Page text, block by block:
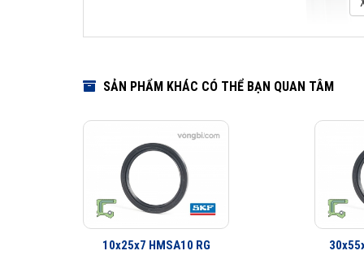
Download
SẢN PHẨM KHÁC CÓ THỂ BẠN QUAN TÂM
10x25x7 HMSA10 RG